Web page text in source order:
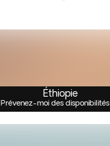
Éthiopie
Prévenez-moi des disponibilités